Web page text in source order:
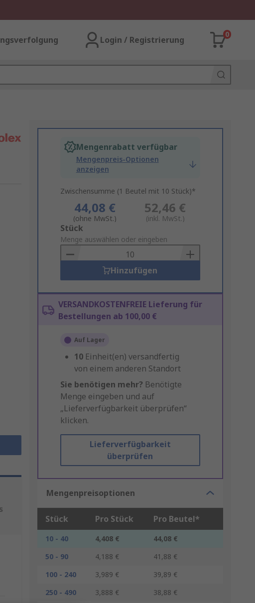
Login / Registrierung
0
Mengenrabatt verfügbar
Mengenpreis-Optionen
anzeigen
Zwischensumme (1 Beutel mit 10 Stück)*
44,08 €
(ohne MwSt.)
52,46 €
(inkl. MwSt.)
Add
to
Basket
Stück
Menge auswählen oder eingeben
Hinzufügen
VERSANDKOSTENFREIE Lieferung für
Bestellungen ab 100,00 €
Auf Lager
10 Einheit(en) versandfertig
von einem anderen Standort
Sie benötigen mehr? Benötigte
Menge eingeben und auf
„Lieferverfügbarkeit überprüfen“
klicken.
Lieferverfügbarkeit
überprüfen
Mengenpreisoptionen
Stück Pro Stück Pro Beutel*
10 - 40 4,408 €
44,08 €
50 - 90
4,188 €
41,88 €
100 - 240
3,989 €
39,89 €
250 - 490
3,888 €
38,88 €